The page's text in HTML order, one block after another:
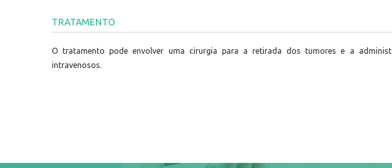
TRATAMENTO
O tratamento pode envolver uma cirurgia para a retirada dos tumores e a
intravenosos.